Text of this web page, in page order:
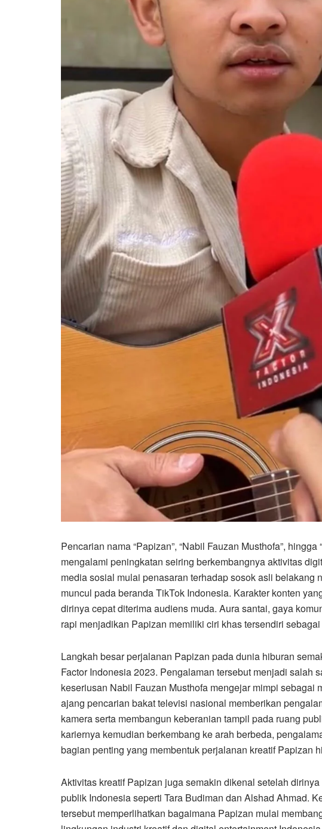
Pencarian nama “Papizan”, “Nabil Fauzan Musthofa”,
mengalami peningkatan seiring berkembangnya aktivitas
media sosial mulai penasaran terhadap sosok asli belakang
muncul pada beranda TikTok Indonesia. Karakter konten
dirinya cepat diterima audiens muda. Aura santai, gaya
rapi menjadikan Papizan memiliki ciri khas tersendiri
Langkah besar perjalanan Papizan pada dunia hiburan
Factor Indonesia 2023. Pengalaman tersebut menjadi salah
keseriusan Nabil Fauzan Musthofa mengejar mimpi sebagai
ajang pencarian bakat televisi nasional memberikan
kamera serta membangun keberanian tampil pada ruang
kariernya kemudian berkembang ke arah berbeda,
bagian penting yang membentuk perjalanan kreatif Papizan
Aktivitas kreatif Papizan juga semakin dikenal setelah
publik Indonesia seperti Tara Budiman dan Alshad Ahmad.
tersebut memperlihatkan bagaimana Papizan mulai